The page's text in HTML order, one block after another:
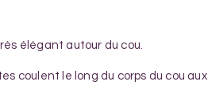
élégant autour du cou.
coulent le long du corps du cou aux